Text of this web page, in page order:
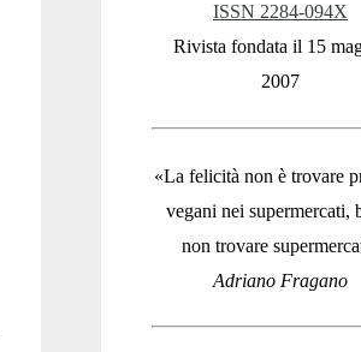
ISSN 2284-094X
Rivista fondata il 15
2007
«La felicità non è trovare
vegani nei supermercati,
non trovare
Adriano Fragano